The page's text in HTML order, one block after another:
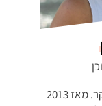
אני לירון, מעצבת פנים בוגרת שנקר. מאז 2013